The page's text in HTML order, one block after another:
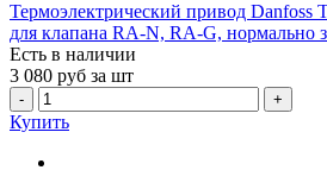
Термоэлектрический привод Danfoss
для клапана RA-N, RA-G, нормально
Есть в наличии
3 080 руб за шт
- +
Купить